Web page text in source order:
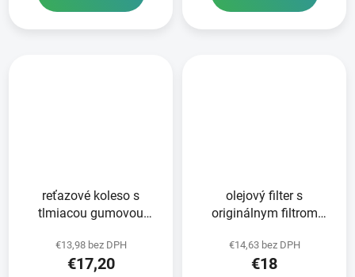
reťazové koleso s
tlmiacou gumovou
reťaze typ 520 JT 18
zubov
€13,98 bez DPH
€17,20
olejový filter s
originálnym filtrom
€14,63 bez DPH
€18